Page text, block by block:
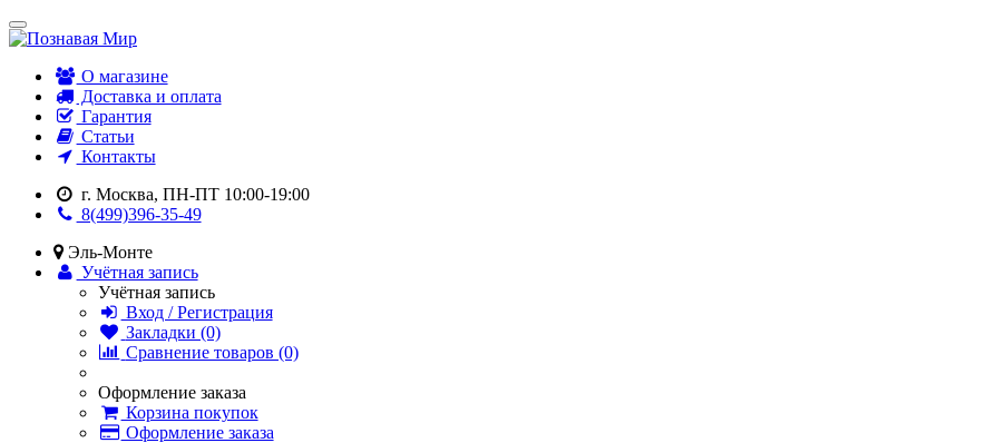
О магазине
Доставка и оплата
Гарантия
Статьи
Контакты
г. Москва, ПН-ПТ 10:00-19:00
8(499)396-35-49
Эль-Монте
Учётная запись
Учётная запись
Вход / Регистрация
Закладки (0)
Сравнение товаров (0)
Оформление заказа
Корзина покупок
Оформление заказа